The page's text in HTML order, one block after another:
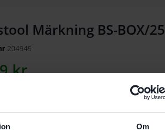
Om
Märkning BS-BOX/25
204949
kr